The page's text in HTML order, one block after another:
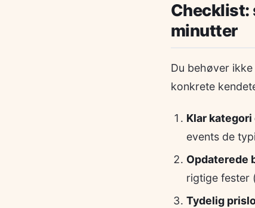
Checklist:
minutter
Du behøver
konkrete
Klar
events de
Opdaterede
rigtige fester
Tydelig